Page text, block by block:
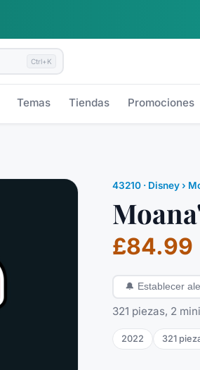
Ctrl+K
Temas Tiendas Promociones
43210 · Disney›
£84.99
🔔 Establecer
321 piezas, 2
2022 321